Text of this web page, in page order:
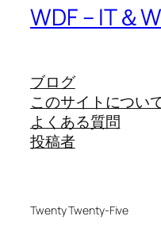
WDF – IT＆
ブログ
このサイトについ
よくある質問
投稿者
Twenty Twenty-Five